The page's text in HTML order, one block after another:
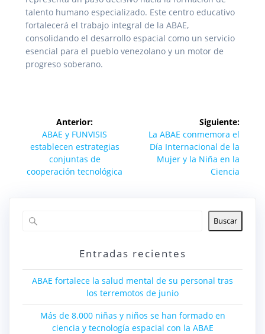
talento humano especializado. Este centro educativo
fortalecerá el trabajo integral de la ABAE,
consolidando el desarrollo espacial como un servicio
esencial para el pueblo venezolano y un motor de
progreso soberano.
Navegación
de
entradas
Anterior:
Entrada
anterior:
ABAE y FUNVISIS
establecen estrategias
conjuntas de
cooperación tecnológica
Siguiente:
Siguiente
entrada:
La ABAE conmemora el
Día Internacional de la
Mujer y la Niña en la
Ciencia
Buscar
Entradas recientes
ABAE fortalece la salud mental de su personal tras
los terremotos de junio
Más de 8.000 niñas y niños se han formado en
ciencia y tecnología espacial con la ABAE